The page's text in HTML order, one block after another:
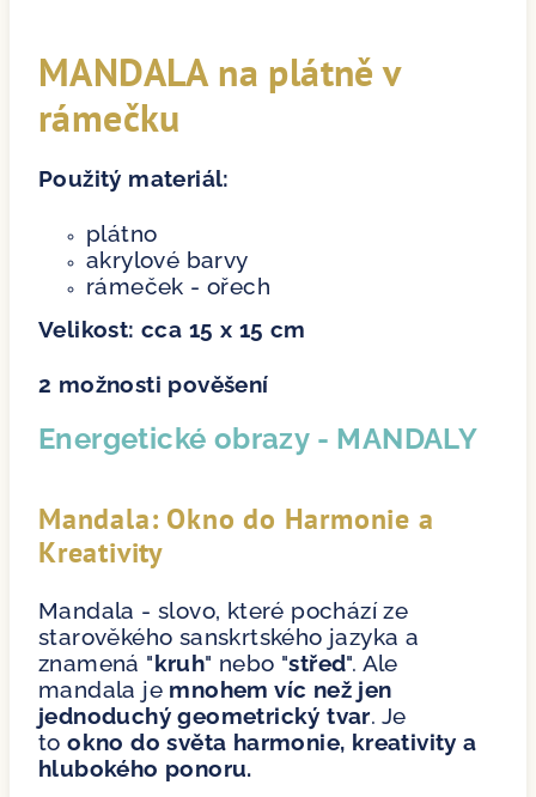
MANDALA na plátně v
rámečku
Použitý materiál:
plátno
akrylové barvy
rámeček - ořech
Velikost: cca 15 x 15 cm
2 možnosti pověšení
Energetické obrazy - MANDALY
Mandala: Okno do Harmonie a
Kreativity
Mandala - slovo, které pochází ze
starověkého sanskrtského jazyka a
znamená "kruh" nebo "střed". Ale
mandala je mnohem víc než jen
jednoduchý geometrický tvar. Je
tookno do světa harmonie, kreativity a
hlubokého ponoru.